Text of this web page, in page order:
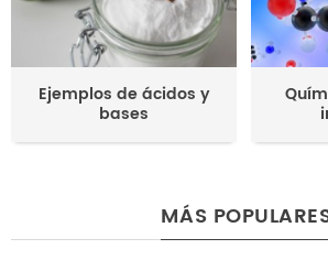
Ejemplos de ácidos y
bases
MÁS